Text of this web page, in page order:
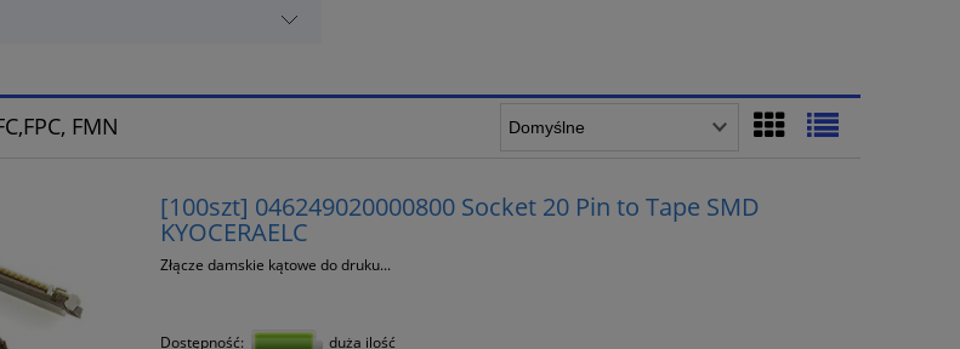
FMN
[100szt] 046249020000800 Socket 20 Pin to Tape SMD
KYOCERAELC
Złącze damskie kątowe do druku...
Dostępność: duża ilość